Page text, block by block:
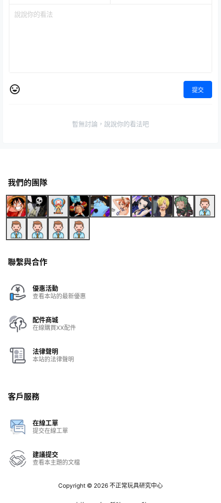
提交
暫無討論，說說你的看法吧
我們的團隊
聯繫與合作
優惠活動
查看本站的最新優惠
配件商城
在線購買XX配件
法律聲明
本站的法律聲明
客戶服務
在線工單
提交在線工單
建議提交
查看本主題的文檔
Copyright © 2026 不正常玩具研究中心